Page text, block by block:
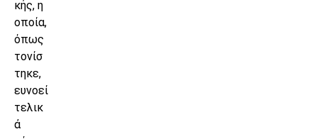
κής, η
οποία,
όπως
τονίσ
τηκε,
ευνοεί
τελικ
ά